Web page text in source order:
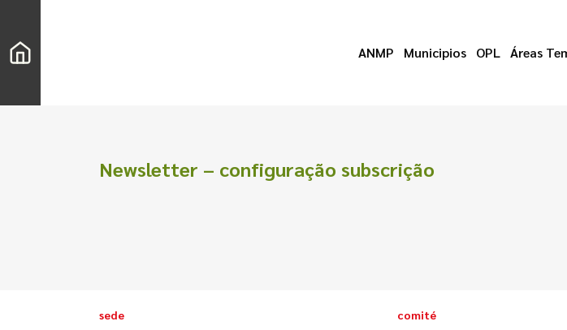
ANMP Municipios OPL Áreas
Newsletter – configuração subscrição
sede
comité